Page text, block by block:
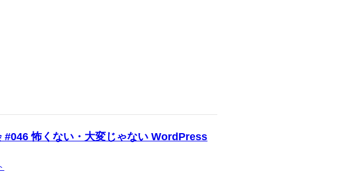
怖くない・大変じゃない WordPress